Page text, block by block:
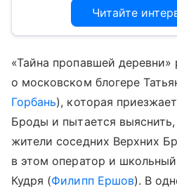
Читайте
«Тайна пропавшей деревни»
о московском блогере
Горбань), которая
Броды и пытается выяснить,
жители соседних Верхних
в этом оператор и
Кудря (Филипп Ершов). В